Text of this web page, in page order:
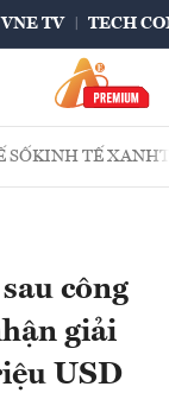
VNE TV TECH
SỐKINH TẾ XANH
công
giải
USD